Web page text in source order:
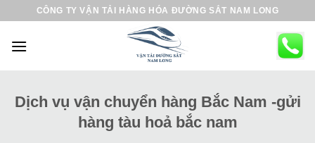
CÔNG TY VẬN TẢI HÀNG HÓA ĐƯỜNG SẮT NAM LONG
Dịch vụ vận chuyển hàng Bắc Nam -gửi
hàng tàu hoả bắc nam